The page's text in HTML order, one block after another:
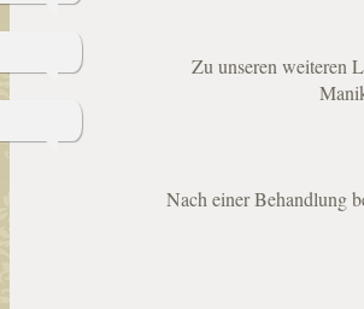
Zu unseren weiteren
Nach einer Behandlung